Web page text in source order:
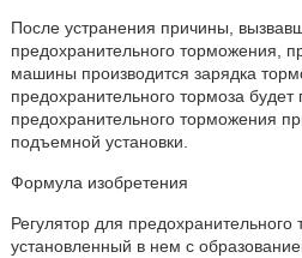
После устранения причины,
предохранительного торможения,
машины производится зарядка
предохранительного тормоза
предохранительного торможения
подъемной установки.
Формула изобретения
Регулятор для
установленный в нем с